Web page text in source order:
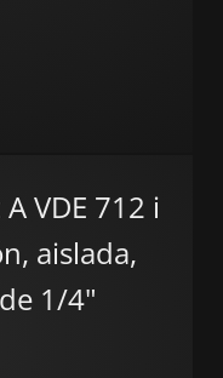
VDE 712 i
aislada,
1/4"